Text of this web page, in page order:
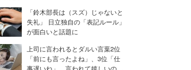
「鈴木部長は（スズ）じゃないと
失礼」 日立独自の「表記ルール」
が面白いと話題に
上司に言われるとダルい言葉2位
「前にも言ったよね」、3位「仕
事遅いね」 言われて嬉しいのは